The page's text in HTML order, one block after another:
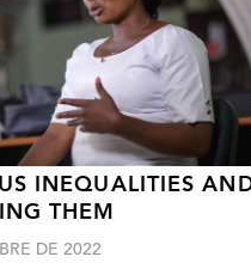
INEQUALITIES
THEM
DE 2022